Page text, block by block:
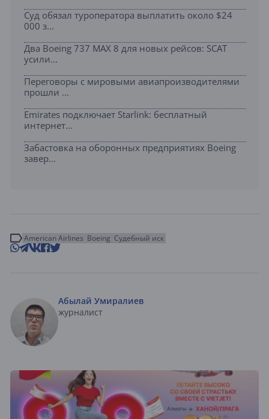
Суд обязал туроператора выплатить около $24
000 з...
Два Boeing 737 MAX 8 для новых рейсов: SCAT
усили...
Переговоры с мировыми авиапроизводителями
прошли ...
Emirates подключает Starlink: бесплатный
интернет...
Забастовка на оборонных предприятиях Boeing
завер...
American Airlines Boeing Судебный иск
Абылай Умиралиев
журналист